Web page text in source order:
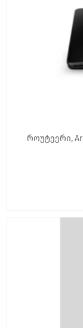
როუტეერი, Archer MR402, TPLINK, Wi-Fi 5 Router, AC1200